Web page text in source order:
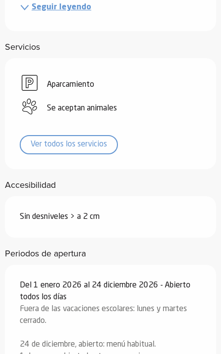
Seguir leyendo
Servicios
Aparcamiento
Se aceptan animales
Ver todos los servicios
Accesibilidad
Sin desniveles > a 2 cm
Periodos de apertura
Del 1 enero 2026 al 24 diciembre 2026 - Abierto
todos los días
Fuera de las vacaciones escolares: lunes y martes
cerrado.
24 de diciembre, abierto: menú habitual.